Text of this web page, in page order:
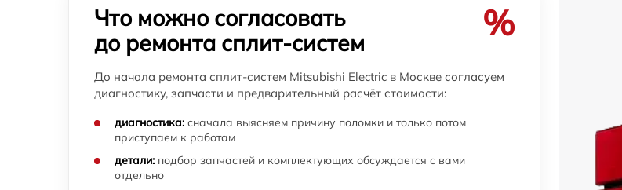
Что можно согласовать
до ремонта сплит-систем
%
До начала ремонта сплит-систем Mitsubishi Electric в Москве согласуем
диагностику, запчасти и предварительный расчёт стоимости:
диагностика: сначала выясняем причину поломки и только потом
приступаем к работам
детали: подбор запчастей и комплектующих обсуждается с вами
отдельно